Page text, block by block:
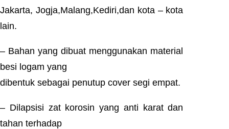
Jakarta, Jogja,Malang,Kediri,dan kota – kota
lain.
– Bahan yang dibuat menggunakan material
besi logam yang
dibentuk sebagai penutup cover segi empat.
– Dilapsisi zat korosin yang anti karat dan
tahan terhadap